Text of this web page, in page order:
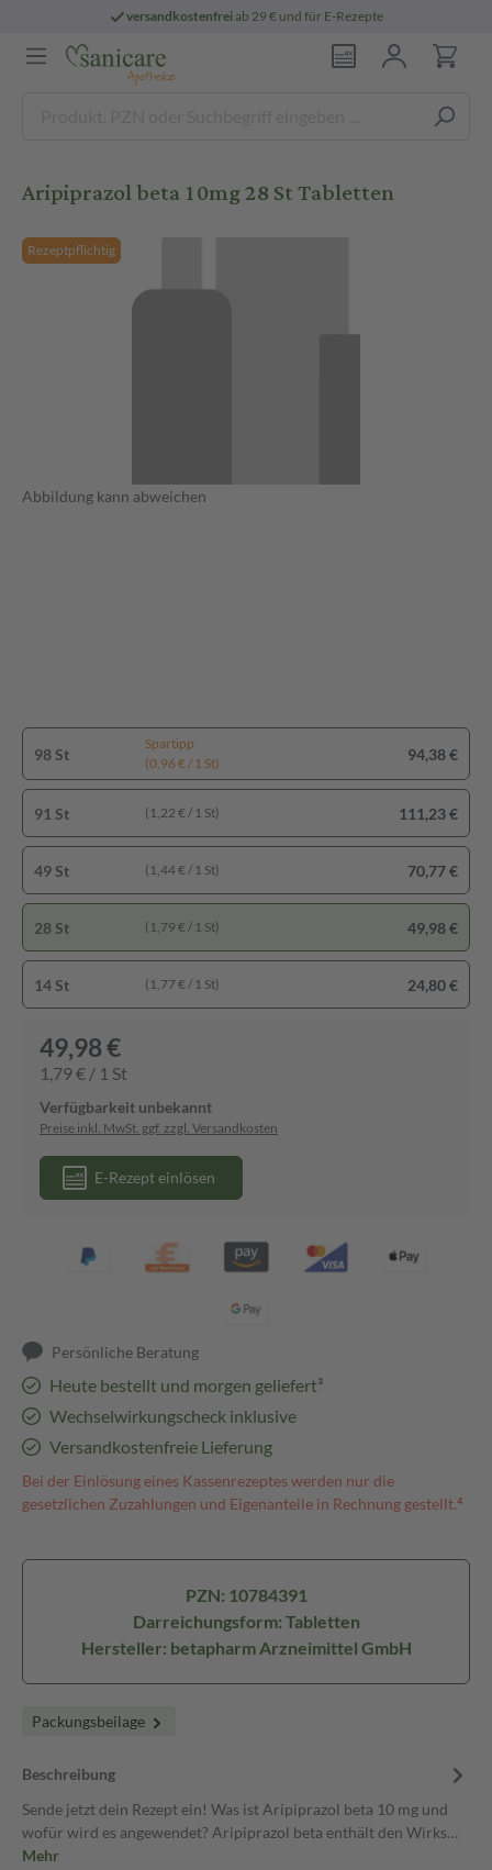
versandkostenfreiab 29 € und für E-Rezepte
Aripiprazol beta 10mg 28 St Tabletten
Rezeptpflichtig
Abbildung kann abweichen
98 St
Spartipp
(0,96 € / 1 St)
94,38 €
91 St (1,22 € / 1 St) 111,23 €
49 St (1,44 € / 1 St) 70,77 €
28 St (1,79 € / 1 St) 49,98 €
14 St (1,77 € / 1 St) 24,80 €
49,98 €
1,79 € / 1 St
Verfügbarkeit unbekannt
Preise inkl. MwSt. ggf. zzgl. Versandkosten
E-Rezept einlösen
Persönliche Beratung
Heute bestellt und morgen geliefert³
Wechselwirkungscheck inklusive
Versandkostenfreie Lieferung
Bei der Einlösung eines Kassenrezeptes werden nur die
gesetzlichen Zuzahlungen und Eigenanteile in Rechnung gestellt.⁴
PZN: 10784391
Darreichungsform: Tabletten
Hersteller: betapharm Arzneimittel GmbH
Packungsbeilage
Beschreibung
Sende jetzt dein Rezept ein! Was ist Aripiprazol beta 10 mg und
wofür wird es angewendet? Aripiprazol beta enthält den Wirks…
Mehr